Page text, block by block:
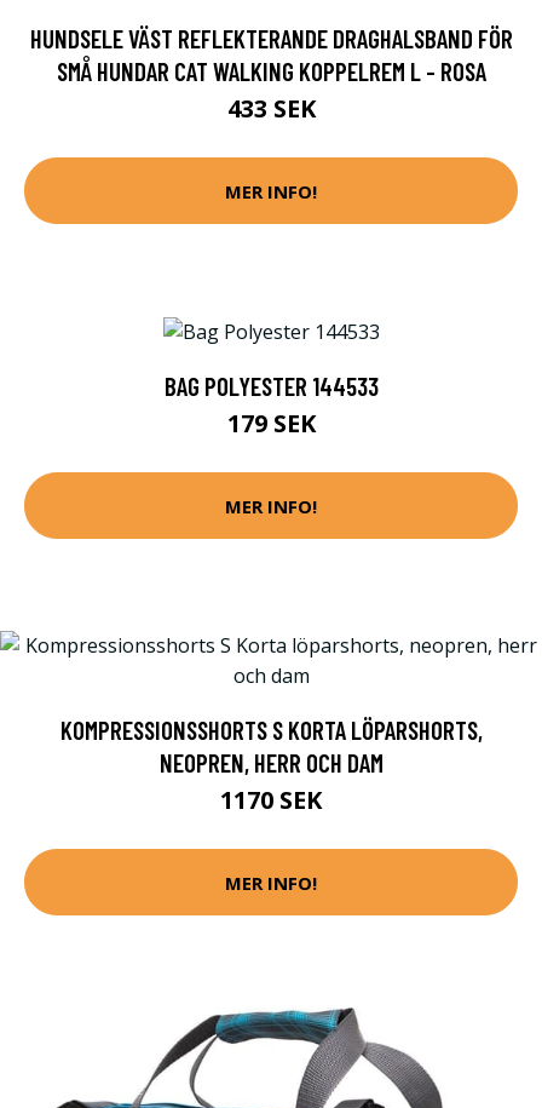
HUNDSELE VÄST REFLEKTERANDE DRAGHALSBAND FÖR
SMÅ HUNDAR CAT WALKING KOPPELREM L - ROSA
433 SEK
MER INFO!
BAG POLYESTER 144533
179 SEK
MER INFO!
KOMPRESSIONSSHORTS S KORTA LÖPARSHORTS,
NEOPREN, HERR OCH DAM
1170 SEK
MER INFO!